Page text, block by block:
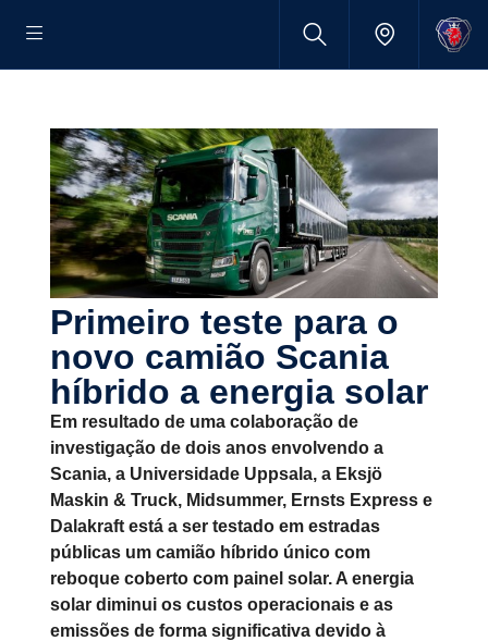
Primeiro teste para o
novo camião Scania
híbrido a energia solar
Em resultado de uma colaboração de
investigação de dois anos envolvendo a
Scania, a Universidade Uppsala, a Eksjö
Maskin & Truck, Midsummer, Ernsts Express e
Dalakraft está a ser testado em estradas
públicas um camião híbrido único com
reboque coberto com painel solar. A energia
solar diminui os custos operacionais e as
emissões de forma significativa devido à